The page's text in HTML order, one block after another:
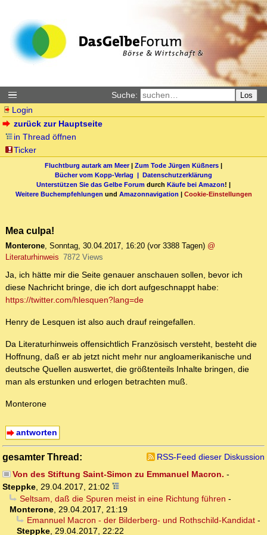
Suche: Los
Login
zurück zur Hauptseite
in Thread öffnen
Ticker
Fluchtburg autark am Meer| Zum Tode Jürgen Küßners |
Bücher vom Kopp-Verlag | Datenschutzerklärung
Unterstützen Sie das Gelbe Forum durch Käufe bei Amazon! |
Weitere Buchempfehlungen und Amazonnavigation | Cookie-Einstellungen
Mea culpa!
Monterone, Sonntag, 30.04.2017, 16:20 (vor 3388 Tagen) @
Literaturhinweis 7872 Views
Ja, ich hätte mir die Seite genauer anschauen sollen, bevor ich
diese Nachricht bringe, die ich dort aufgeschnappt habe:
https://twitter.com/hlesquen?lang=de
Henry de Lesquen ist also auch drauf reingefallen.
Da Literaturhinweis offensichtlich Französisch versteht, besteht die
Hoffnung, daß er ab jetzt nicht mehr nur angloamerikanische und
deutsche Quellen auswertet, die größtenteils Inhalte bringen, die
man als erstunken und erlogen betrachten muß.
Monterone
antworten
gesamter Thread:
RSS-Feed dieser Diskussion
Von des Stiftung Saint-Simon zu Emmanuel Macron. -
Steppke, 29.04.2017, 21:02
Seltsam, daß die Spuren meist in eine Richtung führen -
Monterone, 29.04.2017, 21:19
Emannuel Macron - der Bilderberg- und Rothschild-Kandidat-
Steppke, 29.04.2017, 22:22